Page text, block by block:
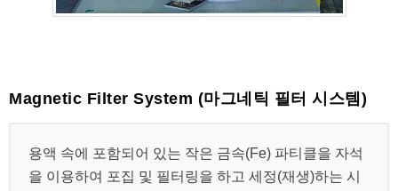
Magnetic Filter System (마그네틱 필터 시스템)
용액 속에 포함되어 있는 작은 금속(Fe) 파티클을 자석
을 이용하여 포집 및 필터링을 하고 세정(재생)하는 시